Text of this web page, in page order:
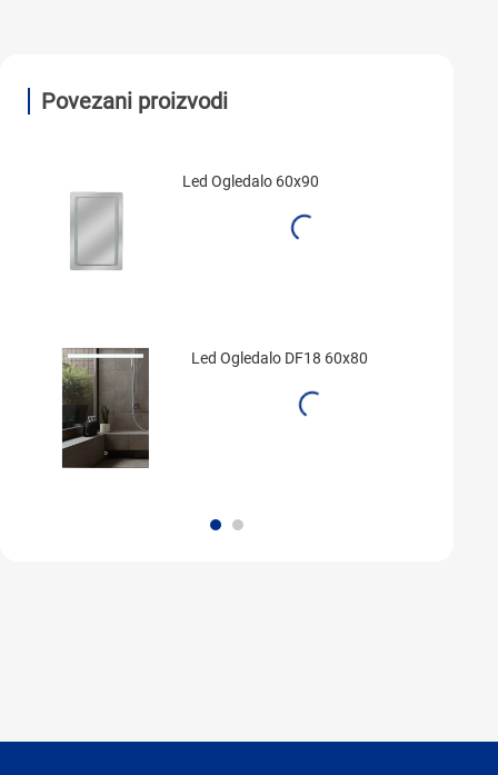
Povezani proizvodi
Led Ogledalo 60x90
Led Ogledalo DF18 60x80